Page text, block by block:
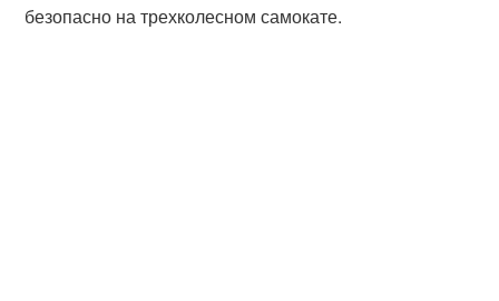
безопасно на трехколесном самокате.